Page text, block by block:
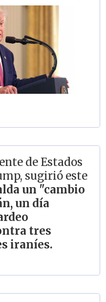
de Estados
sugirió este
un "cambio
un día
tres
iraníes.